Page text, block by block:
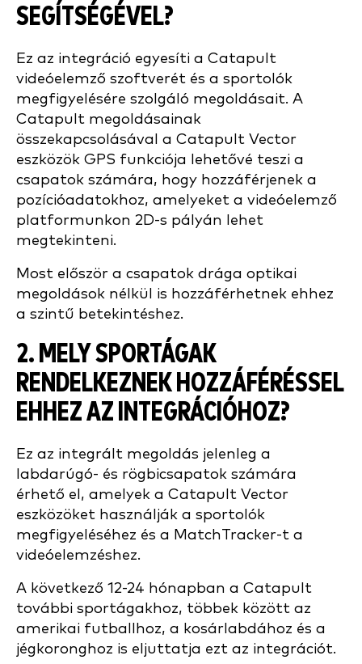
SEGÍTSÉGÉVEL?
Ez az integráció egyesíti a Catapult
videóelemző szoftverét és a sportolók
megfigyelésére szolgáló megoldásait. A
Catapult megoldásainak
összekapcsolásával a Catapult Vector
eszközök GPS funkciója lehetővé teszi a
csapatok számára, hogy hozzáférjenek a
pozícióadatokhoz, amelyeket a videóelemző
platformunkon 2D-s pályán lehet
megtekinteni.
Most először a csapatok drága optikai
megoldások nélkül is hozzáférhetnek ehhez
a szintű betekintéshez.
2. MELY SPORTÁGAK
RENDELKEZNEK HOZZÁFÉRÉSSEL
EHHEZ AZ INTEGRÁCIÓHOZ?
Ez az integrált megoldás jelenleg a
labdarúgó- és rögbicsapatok számára
érhető el, amelyek a Catapult Vector
eszközöket használják a sportolók
megfigyeléséhez és a MatchTracker-t a
videóelemzéshez.
A következő 12-24 hónapban a Catapult
további sportágakhoz, többek között az
amerikai futballhoz, a kosárlabdához és a
jégkoronghoz is eljuttatja ezt az integrációt.